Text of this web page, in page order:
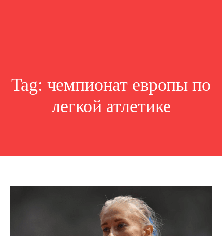
Tag: чемпионат европы по
легкой атлетике